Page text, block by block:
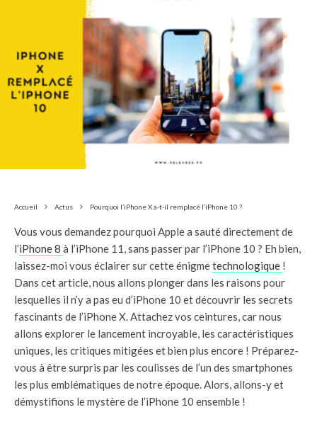
Accueil Actus Pourquoi l’iPhone X a-t-il remplacé l’iPhone 10 ?
Vous vous demandez pourquoi Apple a sauté directement de
l’iPhone 8 à l’iPhone 11, sans passer par l’iPhone 10 ? Eh bien,
laissez-moi vous éclairer sur cette énigmetechnologique !
Dans cet article, nous allons plonger dans les raisons pour
lesquelles il n’y a pas eu d’iPhone 10 et découvrir les secrets
fascinants de l’iPhone X. Attachez vos ceintures, car nous
allons explorer le lancement incroyable, les caractéristiques
uniques, les critiques mitigées et bien plus encore ! Préparez-
vous à être surpris par les coulisses de l’un des smartphones
les plus emblématiques de notre époque. Alors, allons-y et
démystifions le mystère de l’iPhone 10 ensemble !